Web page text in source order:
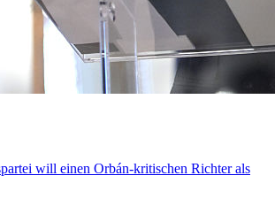
will einen Orbán-kritischen Richter als